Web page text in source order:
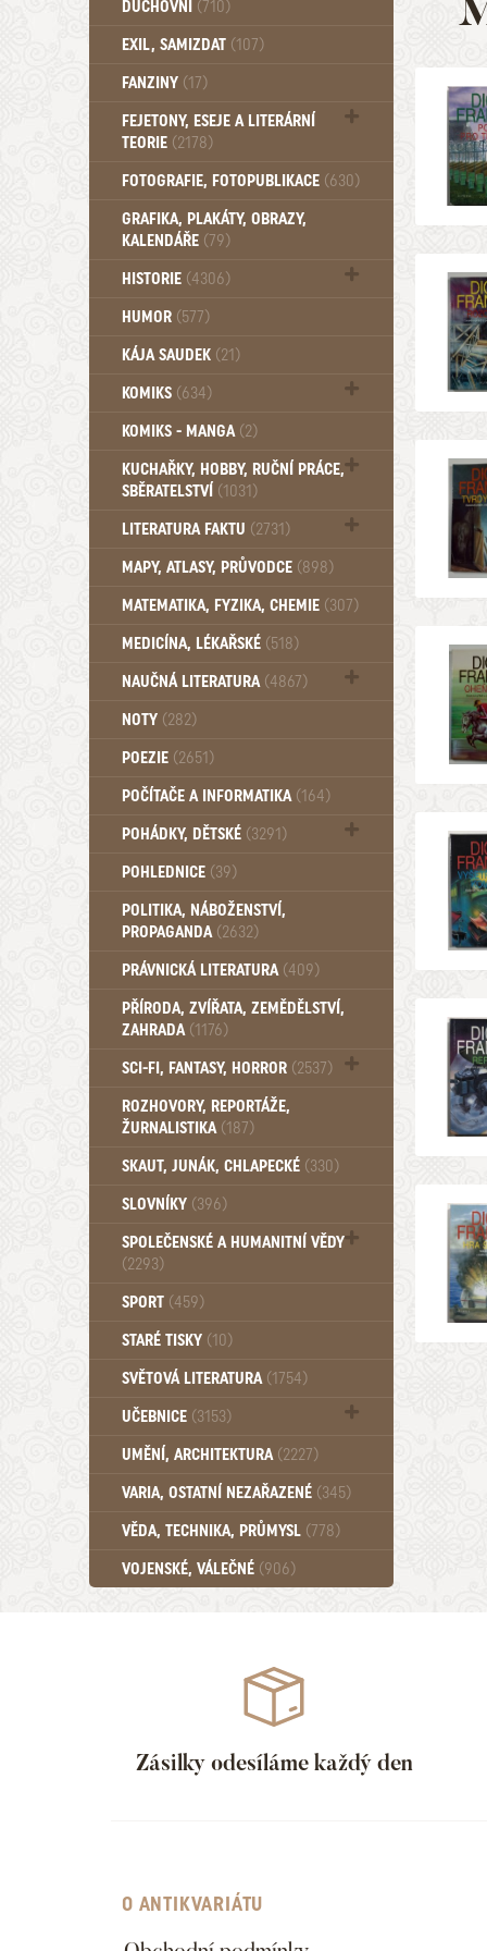
DUCHOVNÍ (710)
Okultismus (110)
EXIL, SAMIZDAT (107)
FANZINY (17)
FEJETONY, ESEJE A LITERÁRNÍ
TEORIE (2178)
Citáty, aforismy, snáře, přísloví,
FOTOGRAFIE, FOTOPUBLIKACE (630)
GRAFIKA, PLAKÁTY, OBRAZY,
KALENDÁŘE (79)
HISTORIE (4306)
Mytologie, Mýty, Báje, Pověsti (203)
HUMOR (577)
KÁJA SAUDEK (21)
KOMIKS (634)
Komiks - Čtyřlístek (234)
KOMIKS - MANGA (2)
KUCHAŘKY, HOBBY, RUČNÍ PRÁCE,
SBĚRATELSTVÍ (1031)
Dům a byt (102)
LITERATURA FAKTU (2731)
Katalogy (503)
MAPY, ATLASY, PRŮVODCE (898)
MATEMATIKA, FYZIKA, CHEMIE (307)
MEDICÍNA, LÉKAŘSKÉ (518)
NAUČNÁ LITERATURA (4867)
Zdraví a zdraví životní styl (510)
NOTY (282)
POEZIE (2651)
POČÍTAČE A INFORMATIKA (164)
POHÁDKY, DĚTSKÉ (3291)
Pro děti a mládež (2887)
Pohádky, Dětské - Od roku 1949 (257)
POHLEDNICE (39)
POLITIKA, NÁBOŽENSTVÍ,
PROPAGANDA (2632)
PRÁVNICKÁ LITERATURA (409)
PŘÍRODA, ZVÍŘATA, ZEMĚDĚLSTVÍ,
ZAHRADA (1176)
SCI-FI, FANTASY, HORROR (2537)
UFO (14)
ROZHOVORY, REPORTÁŽE,
ŽURNALISTIKA (187)
SKAUT, JUNÁK, CHLAPECKÉ (330)
SLOVNÍKY (396)
SPOLEČENSKÉ A HUMANITNÍ VĚDY
(2293)
Pedagogika (191)
Psychologie a osobní rozvoj (762)
SPORT (459)
STARÉ TISKY (10)
SVĚTOVÁ LITERATURA (1754)
UČEBNICE (3153)
Učebnice - Jazykové (1297)
Učebnice - VŠ (259)
Učebnice - ZŠ (556)
Učebnice - Ostatní (499)
UMĚNÍ, ARCHITEKTURA (2227)
VARIA, OSTATNÍ NEZAŘAZENÉ (345)
VĚDA, TECHNIKA, PRŮMYSL (778)
VOJENSKÉ, VÁLEČNÉ (906)
Zásilky odesíláme každý den
O ANTIKVARIÁTU